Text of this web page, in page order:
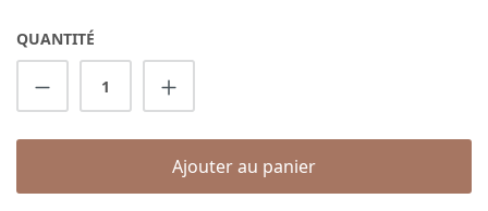
QUANTITÉ
Quantité de produit : Entrez la quantité
Ajouter au panier